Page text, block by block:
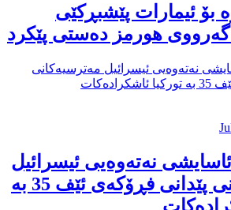
بۆ ئیمارات پێشبڕکێى
گەرووى هورمز دەستى پێکرد
نەتەوەیی ئیسرائیل
مەترسیەكانی پێدانی فڕۆكەی ئێف 35 بە